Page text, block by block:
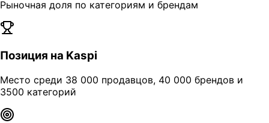
Рыночная доля по категориям и брендам
Позиция на Kaspi
Место среди 38 000 продавцов, 40 000 брендов и
3500 категорий